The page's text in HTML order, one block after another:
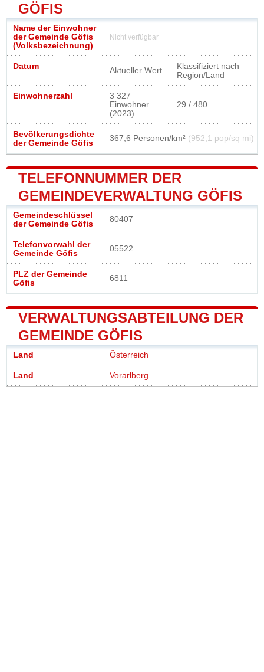
GÖFIS
Name der Einwohner
der Gemeinde Göfis
(Volksbezeichnung)
Nicht verfügbar
Datum Aktueller Wert
Klassifiziert nach
Region/Land
Einwohnerzahl
3 327
Einwohner
(2023)
29 / 480
Bevölkerungsdichte
der Gemeinde Göfis
367,6 Personen/km² (952,1 pop/sq mi)
TELEFONNUMMER DER
GEMEINDEVERWALTUNG GÖFIS
Gemeindeschlüssel
der Gemeinde Göfis
80407
Telefonvorwahl der
Gemeinde Göfis
05522
PLZ der Gemeinde
Göfis
6811
VERWALTUNGSABTEILUNG DER
GEMEINDE GÖFIS
Land Österreich
Land Vorarlberg